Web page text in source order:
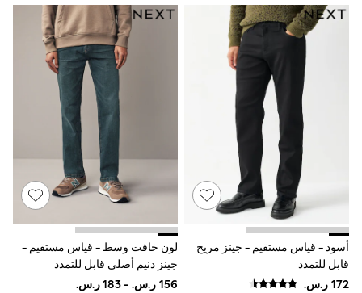
Polka Dots
THE SET
Knitwear
Loungewear
Nightwear & Pyjamas
Occasionwear
Pants & Leggings
Schoolwear
Sets & Outfits
Shirts & Blouses
Shorts & Skirts
Sportswear
Sweatshirts & Hoodies
Swimwear
Tops & T-Shirts
Tracksuits
New In
Occasion and Party Dresses
Floral Dresses
أسود - قياس مستقيم - جينز مريح
قابل للتمدد
لون خافت وسط - قياس مستقيم -
جينز دنيم أصلي قابل للتمدد